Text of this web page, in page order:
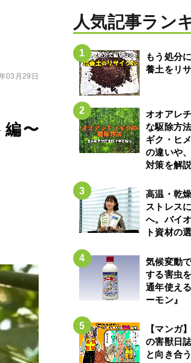
〜
03月29日
人気記事ラン
もう処分
養土をリ
オオアレ
な駆除方
ギク・ヒ
の違いや
対策を解
高温・乾
ストレス
へ。バイ
ト資材の
気候変動
する害虫
通年使え
ーモン』
【マンガ
の害獣日
と向き合